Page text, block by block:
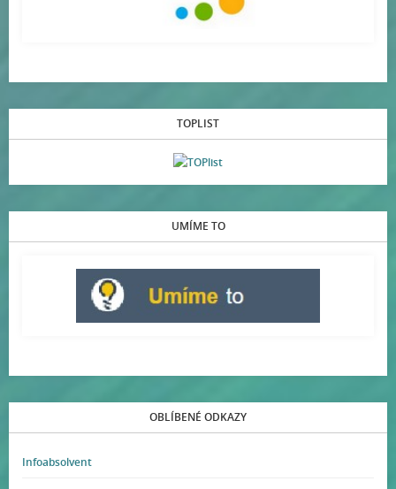
TOPLIST
UMÍME TO
OBLÍBENÉ ODKAZY
Infoabsolvent